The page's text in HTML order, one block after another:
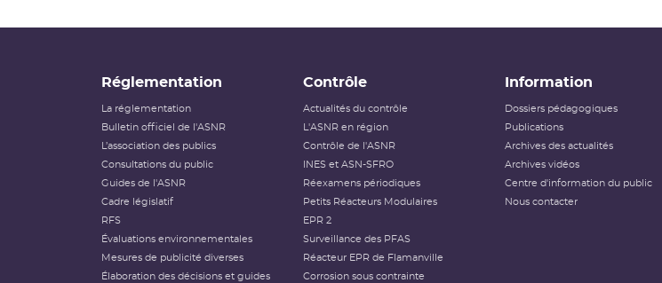
Réglementation
La réglementation
Bulletin officiel de l'ASNR
L’association des publics
Consultations du public
Guides de l'ASNR
Cadre législatif
RFS
Évaluations environnementales
Mesures de publicité diverses
Élaboration des décisions et guides
Contrôle
Actualités du contrôle
L'ASNR en région
Contrôle de l'ASNR
INES et ASN-SFRO
Réexamens périodiques
Petits Réacteurs Modulaires
EPR 2
Surveillance des PFAS
Réacteur EPR de Flamanville
Corrosion sous contrainte
Information
Dossiers pédagogiques
Publications
Archives des actualités
Archives vidéos
Centre d'information du public
Nous contacter